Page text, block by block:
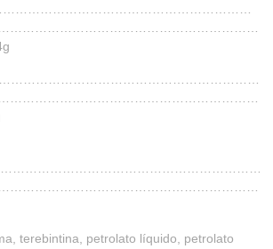
terebintina, petrolato líquido, petrolato